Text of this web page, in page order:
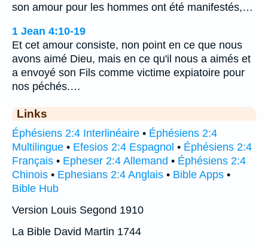
son amour pour les hommes ont été manifestés,…
1 Jean 4:10-19
Et cet amour consiste, non point en ce que nous
avons aimé Dieu, mais en ce qu'il nous a aimés et
a envoyé son Fils comme victime expiatoire pour
nos péchés.…
Links
Éphésiens 2:4 Interlinéaire • Éphésiens 2:4
Multilingue • Efesios 2:4 Espagnol • Éphésiens 2:4
Français • Epheser 2:4 Allemand • Éphésiens 2:4
Chinois • Ephesians 2:4 Anglais • Bible Apps •
Bible Hub
Version Louis Segond 1910
La Bible David Martin 1744